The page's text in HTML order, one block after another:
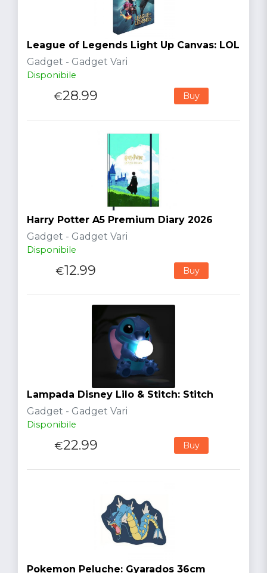
League of Legends Light Up Canvas: LOL
Gadget - Gadget Vari
Disponibile
€28.99 Buy
Harry Potter A5 Premium Diary 2026
Gadget - Gadget Vari
Disponibile
€12.99 Buy
Lampada Disney Lilo & Stitch: Stitch
Gadget - Gadget Vari
Disponibile
€22.99 Buy
Pokemon Peluche: Gyarados 36cm